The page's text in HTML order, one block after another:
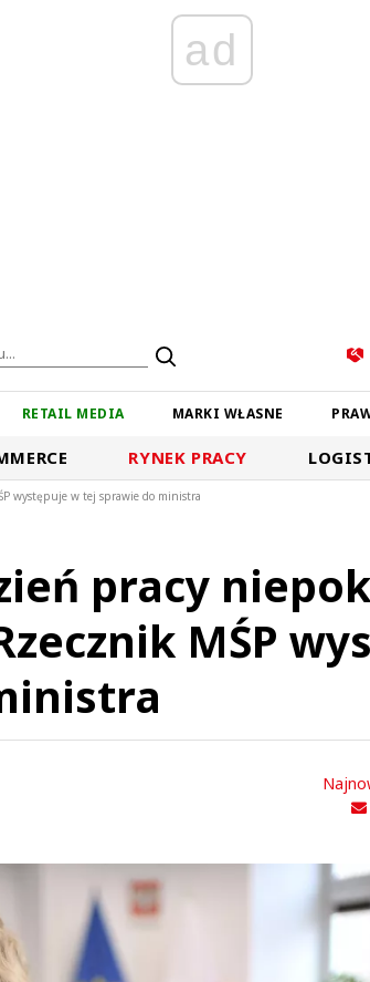
ad
RETAIL MEDIA MARKI WŁASNE
RYNEK PRACY
występuje w tej sprawie do ministra
pracy
MŚP